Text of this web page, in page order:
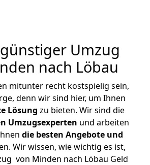
Umzug
nach Löbau
mitunter recht kostspielig sein,
denn wir sind hier, um Ihnen
Lösung zu bieten. Wir sind die
Umzugsexperten und arbeiten
die besten Angebote und
Wir wissen, wie wichtig es ist,
von Minden nach Löbau Geld